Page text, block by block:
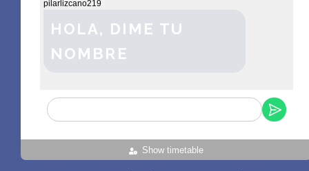
Show timetable
pilarlizcano219
HOLA, DIME TU
NOMBRE